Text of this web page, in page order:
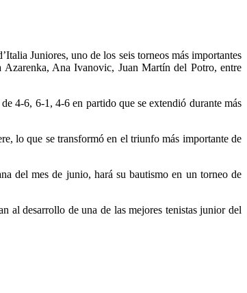
Juniores, uno de los seis torneos más importantes
Ana Ivanovic, Juan Martín del Potro, entre
4-6, 6-1, 4-6 en partido que se extendió durante más
lo que se transformó en el triunfo más importante de
del mes de junio, hará su bautismo en un torneo de
al desarrollo de una de las mejores tenistas junior del